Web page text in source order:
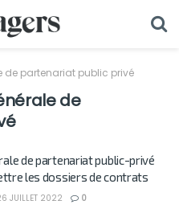
de partenariat public privé
de
de partenariat public-privé
les dossiers de contrats
JUILLET 2022 0